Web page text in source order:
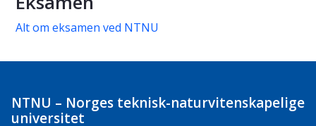
Alt om eksamen ved NTNU
NTNU – Norges teknisk-naturvitenskapelige
universitet